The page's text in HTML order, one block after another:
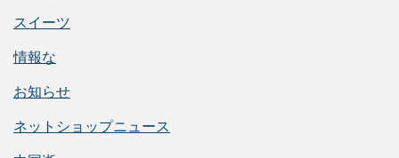
スイーツ
情報な
お知らせ
ネットショップニュース